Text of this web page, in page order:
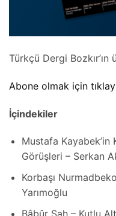
Türkçü Dergi Bozkır’ın
Abone olmak için
İçindekiler
Mustafa Kayabek’in
Görüşleri – Serkan
Korbaşı
Yarımoğlu
Bâbûr Şah – Kutlu